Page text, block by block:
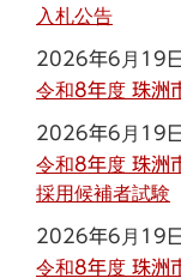
入札公告
2026年6月19
令和8年度 珠洲
2026年6月19
令和8年度 珠洲
採用候補者試験
2026年6月19
令和8年度 珠洲